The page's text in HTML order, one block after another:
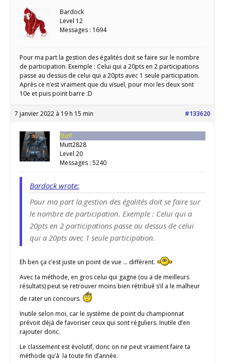
Bardock
Level 12
Messages : 1694
Pour ma part la gestion des égalités doit se faire sur le nombre
de participation. Exemple : Celui qui a 20pts en 2 participations
passe au dessus de celui qui a 20pts avec 1 seule participation.
Après ce n’est vraiment que du visuel, pour moi les deux sont
10e et puis point barre :D
7 janvier 2022 à 19 h 15 min #133620
Staff
Mutt2828
Level 20
Messages : 5240
Bardock wrote:
Pour ma part la gestion des égalités doit se faire sur
le nombre de participation. Exemple : Celui qui a
20pts en 2 participations passe au dessus de celui
qui a 20pts avec 1 seule participation.
Eh ben ça c’est juste un point de vue … différent.
Avec ta méthode, en gros celui qui gagne (ou a de meilleurs
résultats) peut se retrouver moins bien rétribué s’il a le malheur
de rater un concours.
Inutile selon moi, car le système de point du championnat
prévoit déjà de favoriser ceux qui sont réguliers. Inutile d’en
rajouter donc.
Le classement est évolutif, donc on ne peut vraiment faire ta
méthode qu’à la toute fin d’année.